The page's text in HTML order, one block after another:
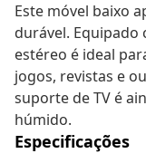
Este móvel baixo
durável.
estéreo é ideal
jogos, revistas e
suporte de TV é
húmido.
Especificações